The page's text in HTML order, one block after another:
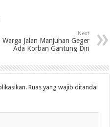
Next
Warga Jalan Manjuhan Geger
Ada Korban Gantung Diri
Ruas yang wajib ditandai